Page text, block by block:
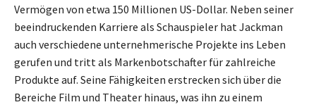
Vermögen von etwa 150 Millionen US-Dollar. Neben seiner
beeindruckenden Karriere als Schauspieler hat Jackman
auch verschiedene unternehmerische Projekte ins Leben
gerufen und tritt als Markenbotschafter für zahlreiche
Produkte auf. Seine Fähigkeiten erstrecken sich über die
Bereiche Film und Theater hinaus, was ihn zu einem